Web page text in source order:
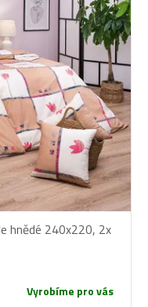
hnědé 240x220, 2x
Vyrobíme pro vás